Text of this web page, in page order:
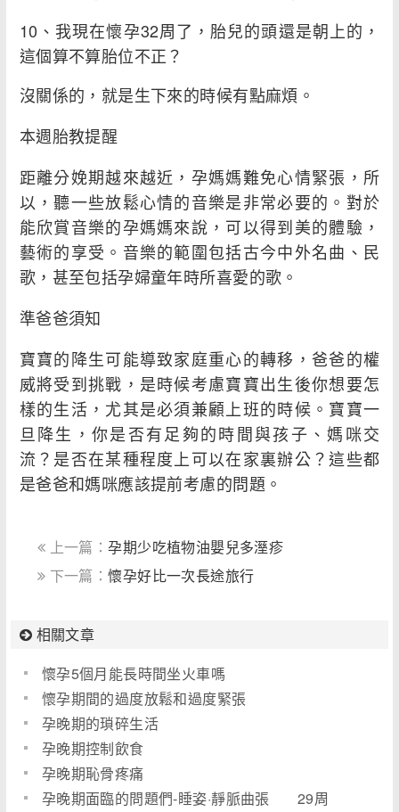
10、我現在懷孕32周了，胎兒的頭還是朝上的，
這個算不算胎位不正？
沒關係的，就是生下來的時候有點麻煩。
本週胎教提醒
距離分娩期越來越近，孕媽媽難免心情緊張，所
以，聽一些放鬆心情的音樂是非常必要的。對於
能欣賞音樂的孕媽媽來說，可以得到美的體驗，
藝術的享受。音樂的範圍包括古今中外名曲、民
歌，甚至包括孕婦童年時所喜愛的歌。
準爸爸須知
寶寶的降生可能導致家庭重心的轉移，爸爸的權
威將受到挑戰，是時候考慮寶寶出生後你想要怎
樣的生活，尤其是必須兼顧上班的時候。寶寶一
旦降生，你是否有足夠的時間與孩子、媽咪交
流？是否在某種程度上可以在家裏辦公？這些都
是爸爸和媽咪應該提前考慮的問題。
上一篇：孕期少吃植物油嬰兒多溼疹
下一篇：懷孕好比一次長途旅行
相關文章
懷孕5個月能長時間坐火車嗎
懷孕期間的過度放鬆和過度緊張
孕晚期的瑣碎生活
孕晚期控制飲食
孕晚期恥骨疼痛
孕晚期面臨的問題們-睡姿·靜脈曲張 29周